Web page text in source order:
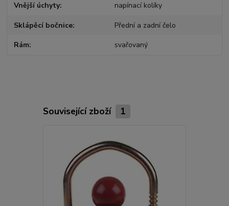
Vnější úchyty napínací kolíky
Sklápěcí bočnice Přední a zadní čelo
Rám svařovaný
Související zboží 1